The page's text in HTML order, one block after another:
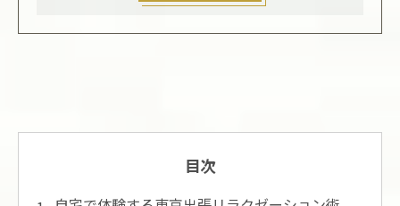
目次